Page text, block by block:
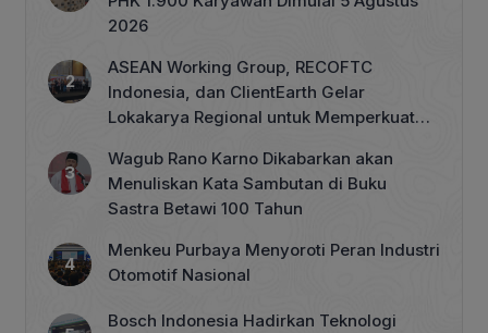
2026
ASEAN Working Group, RECOFTC
Indonesia, dan ClientEarth Gelar
Lokakarya Regional untuk Memperkuat
Wagub Rano Karno Dikabarkan akan
Menuliskan Kata Sambutan di Buku
Sastra Betawi 100 Tahun
Menkeu Purbaya Menyoroti Peran Industri
Otomotif Nasional
Bosch Indonesia Hadirkan Teknologi